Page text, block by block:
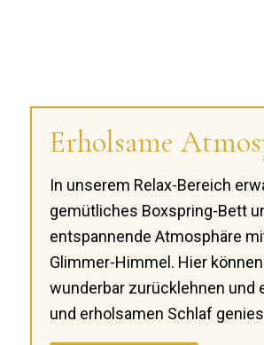
Erholsame
In unserem Relax-Bereich
gemütliches Boxspring-Bett
entspannende Atmosphäre
Glimmer-Himmel. Hier
wunderbar zurücklehnen und
und erholsamen Schlaf